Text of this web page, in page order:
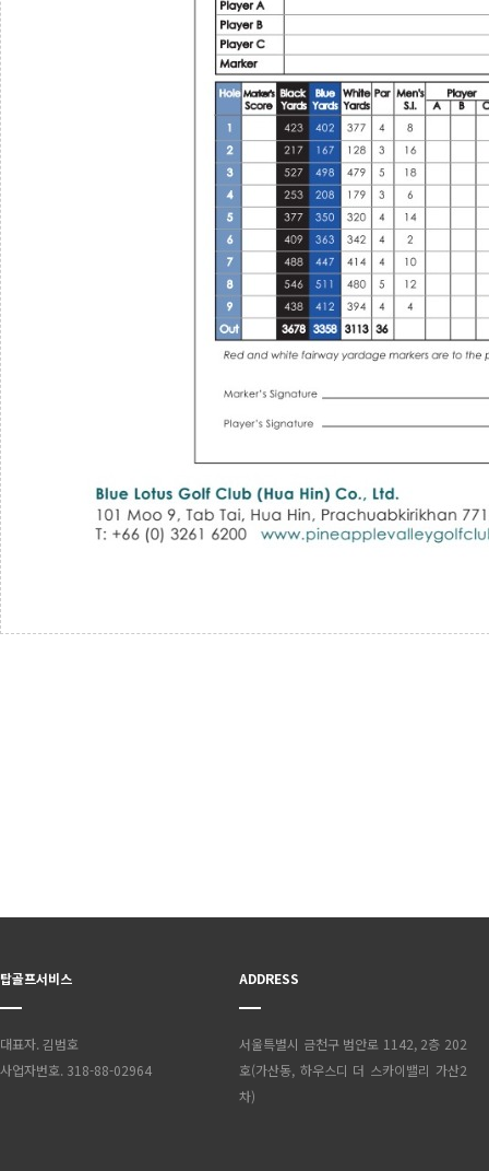
탑골프서비스
대표자. 김범호
사업자번호. 318-88-02964
ADDRESS
서울특별시 금천구 범안로 1142, 2층 202
호(가산동, 하우스디 더 스카이밸리 가산2
차)